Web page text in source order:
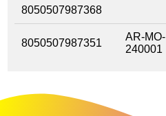
8050507987368
8050507987351
AR-MO-
240001